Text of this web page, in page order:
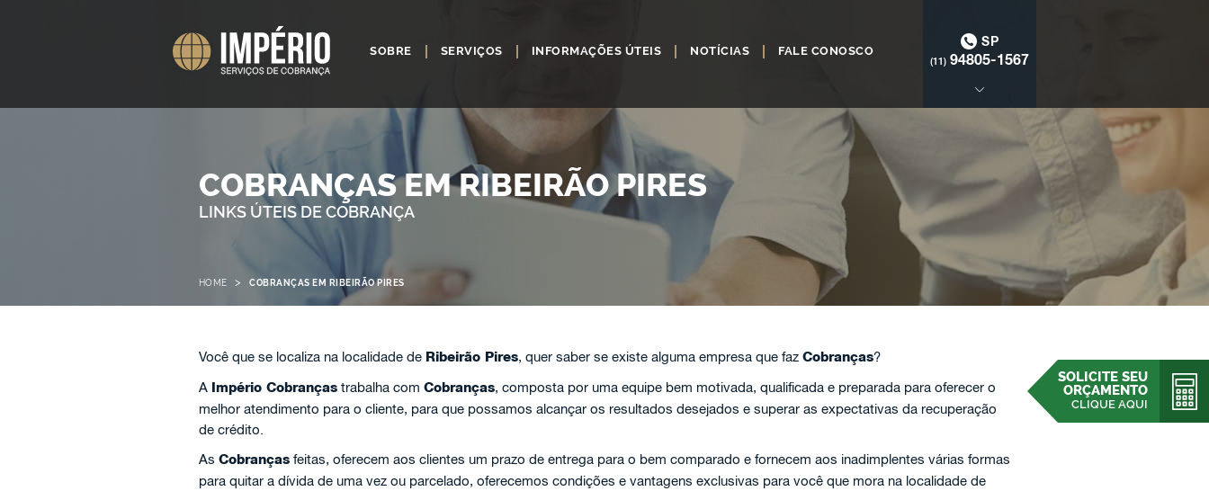
SOBRE SERVIÇOS INFORMAÇÕES ÚTEIS NOTÍCIAS FALE CONOSCO
SP
(11) 94805-1567
SOLICITE SEU
ORÇAMENTO
CLIQUE AQUI
COBRANÇAS EM RIBEIRÃO PIRES
LINKS ÚTEIS DE COBRANÇA
HOME > COBRANÇAS EM RIBEIRÃO PIRES
Você que se localiza na localidade de Ribeirão Pires, quer saber se existe alguma empresa que faz Cobranças?
A Império Cobrançastrabalha com Cobranças, composta por uma equipe bem motivada, qualificada e preparada para oferecer o
melhor atendimento para o cliente, para que possamos alcançar os resultados desejados e superar as expectativas da recuperação
de crédito.
As Cobrançasfeitas, oferecem aos clientes um prazo de entrega para o bem comparado e fornecem aos inadimplentes várias formas
para quitar a dívida de uma vez ou parcelado, oferecemos condições e vantagens exclusivas para você que mora na localidade de